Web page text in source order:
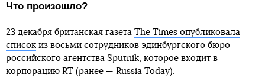
Что произошло?
23 декабря британская газета The Times опубликовала
список из восьми сотрудников эдинбургского бюро
российского агентства Sputnik, которое входит в
корпорацию RT (ранее — Russia Today).